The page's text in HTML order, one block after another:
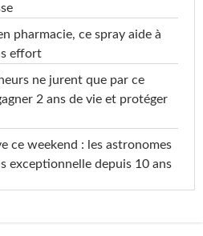
pharmacie, ce spray aide à
effort
ne jurent que par ce
2 ans de vie et protéger
ce weekend : les astronomes
exceptionnelle depuis 10 ans